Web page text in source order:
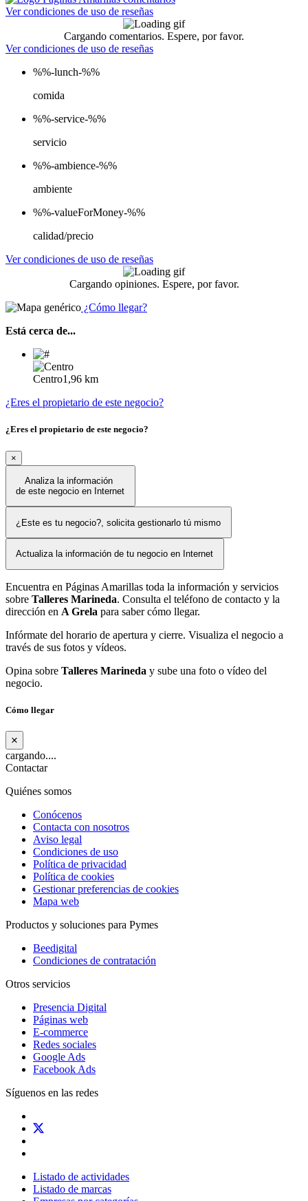
Ver condiciones de uso de reseñas
Cargando comentarios. Espere, por favor.
Ver condiciones de uso de reseñas
%%-lunch-%%
comida
%%-service-%%
servicio
%%-ambience-%%
ambiente
%%-valueForMoney-%%
calidad/precio
Ver condiciones de uso de reseñas
Cargando opiniones. Espere, por favor.
¿Cómo llegar?
Está cerca de...
Centro1,96 km
¿Eres el propietario de este negocio?
¿Eres el propietario de este negocio?
×
Analiza la información
de este negocio en Internet
¿Este es tu negocio?, solicita gestionarlo tú mismo
Actualiza la información de tu negocio en Internet
Encuentra en Páginas Amarillas toda la información y servicios
sobre Talleres Marineda. Consulta el teléfono de contacto y la
dirección en A Grela para saber cómo llegar.
Infórmate del horario de apertura y cierre. Visualiza el negocio a
través de sus fotos y vídeos.
Opina sobre Talleres Marineda y sube una foto o vídeo del
negocio.
Cómo llegar
×
cargando....
Contactar
Quiénes somos
Conócenos
Contacta con nosotros
Aviso legal
Condiciones de uso
Política de privacidad
Política de cookies
Gestionar preferencias de cookies
Mapa web
Productos y soluciones para Pymes
Beedigital
Condiciones de contratación
Otros servicios
Presencia Digital
Páginas web
E-commerce
Redes sociales
Google Ads
Facebook Ads
Síguenos en las redes
Listado de actividades
Listado de marcas